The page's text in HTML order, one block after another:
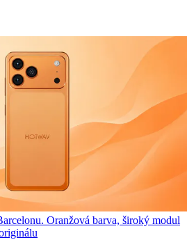
Oranžová barva, široký modul